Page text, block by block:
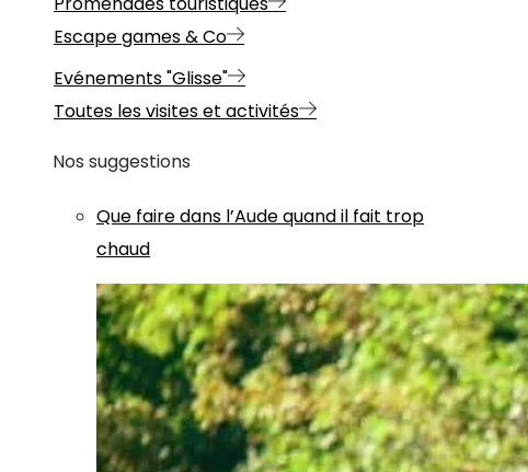
Escape games & Co
Evénements "Glisse"
Toutes les visites et activités
Nos suggestions
Que faire dans l’Aude quand il fait trop
chaud